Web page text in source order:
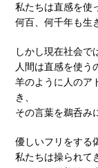
私たちは直感を使
何百、何千年も生
しかし現在社会で
人間は直感を使う
羊のように人のア
き、
その言葉を鵜呑み
優しいフリをする
私たちは操られて